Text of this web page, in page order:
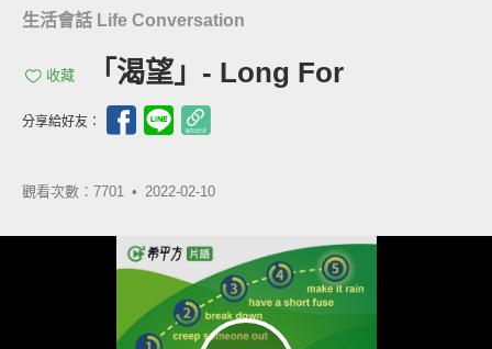
生活會話 Life Conversation
收藏 「渴望」- Long For
分享給好友：
觀看次數：7701 • 2022-02-10